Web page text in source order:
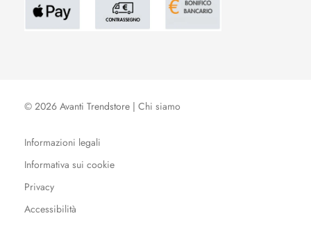
© 2026 Avanti Trendstore | Chi siamo
Informazioni legali
Informativa sui cookie
Privacy
Accessibilità